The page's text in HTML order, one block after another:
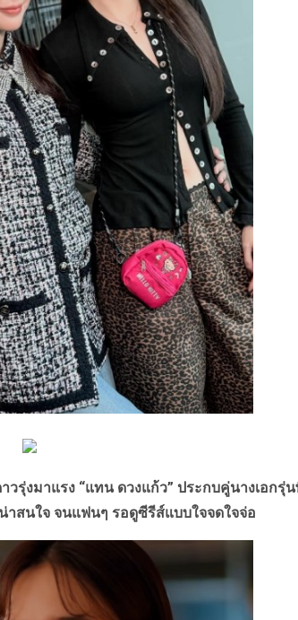
มาแรง “แทน ดวงแก้ว” ประกบคู่นางเอกรุ่
สนใจ จนแฟนๆ รอดูซีรีส์แบบใจจดใจจ่อ